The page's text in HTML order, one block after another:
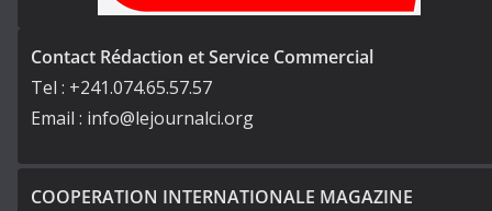
Contact Rédaction et Service Commercial
Tel : +241.074.65.57.57
Email : info@lejournalci.org
COOPERATION INTERNATIONALE MAGAZINE